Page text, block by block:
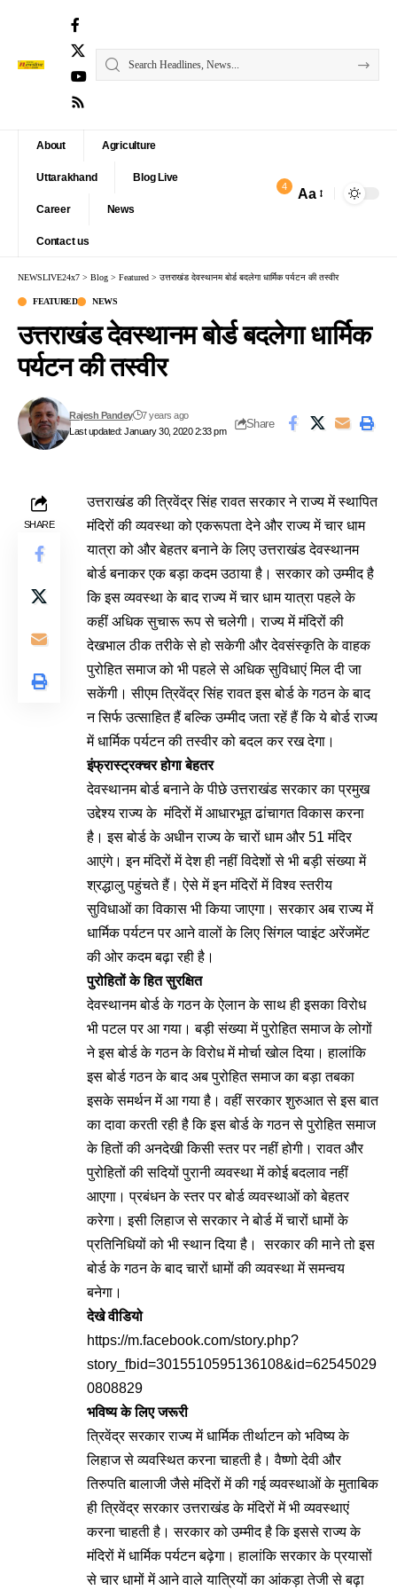
About Agriculture
Uttarakhand Blog Live
Career News
Contact us
4 Aa
NEWSLIVE24x7 > Blog > Featured > उत्तराखंड देवस्थानम बोर्ड बदलेगा धार्मिक पर्यटन की तस्वीर
FEATURED NEWS
उत्तराखंड देवस्थानम बोर्ड बदलेगा धार्मिक
पर्यटन की तस्वीर
Last updated: January 30, 2020 2:33 pm
Rajesh Pandey 7 years ago
Share
SHARE
उत्तराखंड की त्रिवेंद्र सिंह रावत सरकार ने राज्य में स्थापित
मंदिरों की व्यवस्था को एकरूपता देने और राज्य में चार धाम
यात्रा को और बेहतर बनाने के लिए उत्तराखंड देवस्थानम
बोर्ड बनाकर एक बड़ा कदम उठाया है। सरकार को उम्मीद है
कि इस व्यवस्था के बाद राज्य में चार धाम यात्रा पहले के
कहीं अधिक सुचारू रूप से चलेगी। राज्य में मंदिरों की
देखभाल ठीक तरीके से हो सकेगी और देवसंस्कृति के वाहक
पुरोहित समाज को भी पहले से अधिक सुविधाएं मिल दी जा
सकेंगी। सीएम त्रिवेंद्र सिंह रावत इस बोर्ड के गठन के बाद
न सिर्फ उत्साहित हैं बल्कि उम्मीद जता रहें हैं कि ये बोर्ड राज्य
में धार्मिक पर्यटन की तस्वीर को बदल कर रख देगा।
इंफ्रास्ट्रक्चर होगा बेहतर
देवस्थानम बोर्ड बनाने के पीछे उत्तराखंड सरकार का प्रमुख
उद्देश्य राज्य के मंदिरों में आधारभूत ढांचागत विकास करना
है। इस बोर्ड के अधीन राज्य के चारों धाम और 51 मंदिर
आएंगे। इन मंदिरों में देश ही नहीं विदेशों से भी बड़ी संख्या में
श्रद्धालु पहुंचते हैं। ऐसे में इन मंदिरों में विश्व स्तरीय
सुविधाओं का विकास भी किया जाएगा। सरकार अब राज्य में
धार्मिक पर्यटन पर आने वालों के लिए सिंगल प्वाइंट अरेंजमेंट
की ओर कदम बढ़ा रही है।
पुरोहितों के हित सुरक्षित
देवस्थानम बोर्ड के गठन के ऐलान के साथ ही इसका विरोध
भी पटल पर आ गया। बड़ी संख्या में पुरोहित समाज के लोगों
ने इस बोर्ड के गठन के विरोध में मोर्चा खोल दिया। हालांकि
इस बोर्ड गठन के बाद अब पुरोहित समाज का बड़ा तबका
इसके समर्थन में आ गया है। वहीं सरकार शुरुआत से इस बात
का दावा करती रही है कि इस बोर्ड के गठन से पुरोहित समाज
के हितों की अनदेखी किसी स्तर पर नहीं होगी। रावत और
पुरोहितों की सदियों पुरानी व्यवस्था में कोई बदलाव नहीं
आएगा। प्रबंधन के स्तर पर बोर्ड व्यवस्थाओं को बेहतर
करेगा। इसी लिहाज से सरकार ने बोर्ड में चारों धामों के
प्रतिनिधियों को भी स्थान दिया है। सरकार की माने तो इस
बोर्ड के गठन के बाद चारों धामों की व्यवस्था में समन्वय
बनेगा।
देखे वीडियो
https://m.facebook.com/story.php?
story_fbid=3015510595136108&id=62545029
0808829
भविष्य के लिए जरूरी
त्रिवेंद्र सरकार राज्य में धार्मिक तीर्थाटन को भविष्य के
लिहाज से व्यवस्थित करना चाहती है। वैष्णो देवी और
तिरुपति बालाजी जैसे मंदिरों में की गई व्यवस्थाओं के मुताबिक
ही त्रिवेंद्र सरकार उत्तराखंड के मंदिरों में भी व्यवस्थाएं
करना चाहती है। सरकार को उम्मीद है कि इससे राज्य के
मंदिरों में धार्मिक पर्यटन बढ़ेगा। हालांकि सरकार के प्रयासों
से चार धामों में आने वाले यात्रियों का आंकड़ा तेजी से बढ़ा